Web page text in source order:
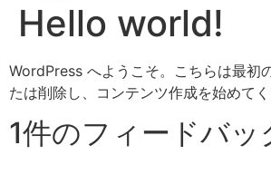
Hello world!
WordPress へようこそ。こちらは最初
たは削除し、コンテンツ作成を始めてく
1件のフィードバッ